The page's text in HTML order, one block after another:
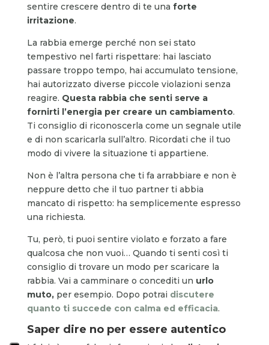
sentire crescere dentro di te una forte
irritazione.
La rabbia emerge perché non sei stato
tempestivo nel farti rispettare: hai lasciato
passare troppo tempo, hai accumulato tensione,
hai autorizzato diverse piccole violazioni senza
reagire. Questa rabbia che senti serve a
fornirti l’energia per creare un cambiamento.
Ti consiglio di riconoscerla come un segnale utile
e di non scaricarla sull’altro. Ricordati che il tuo
modo di vivere la situazione ti appartiene.
Non è l’altra persona che ti fa arrabbiare e non è
neppure detto che il tuo partner ti abbia
mancato di rispetto: ha semplicemente espresso
una richiesta.
Tu, però, ti puoi sentire violato e forzato a fare
qualcosa che non vuoi… Quando ti senti così ti
consiglio di trovare un modo per scaricare la
rabbia. Vai a camminare o concediti un urlo
muto, per esempio. Dopo potrai discutere
quanto ti succede con calma ed efficacia.
Saper dire no per essere autentico